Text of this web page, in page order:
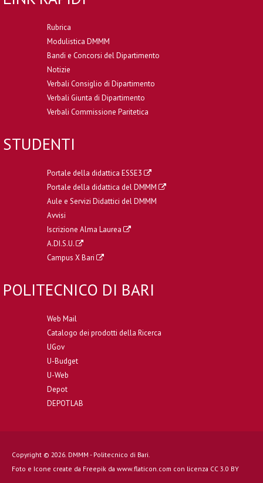
Rubrica
Modulistica DMMM
Bandi e Concorsi del Dipartimento
Notizie
Verbali Consiglio di Dipartimento
Verbali Giunta di Dipartimento
Verbali Commissione Paritetica
STUDENTI
Portale della didattica ESSE3
Portale della didattica del DMMM
Aule e Servizi Didattici del DMMM
Avvisi
Iscrizione Alma Laurea
A.DI.S.U.
Campus X Bari
POLITECNICO DI BARI
Web Mail
Catalogo dei prodotti della Ricerca
UGov
U-Budget
U-Web
Depot
DEPOTLAB
Copyright © 2026. DMMM - Politecnico di Bari.
Foto e Icone create da Freepik da www.flaticon.com con licenza CC 3.0 BY